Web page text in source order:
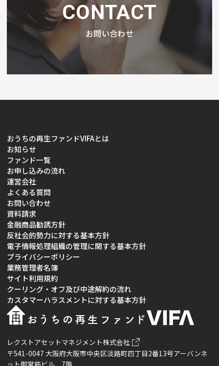
CONTACT
お問い合わせ
レクストアセットマネジメント株式会社
〒541-0047 大阪府大阪市中央区淡路町四丁目2番13号アーバンネ
ット御堂筋ビル 7階
おうちの再生ファンドVIFAとは
お知らせ
ファンド一覧
お申し込みの流れ
運営会社
よくある質問
お問い合わせ
資料請求
金融商品勧誘方針
反社会的勢力に対する基本方針
電子情報処理組織の管理に関する基本方針
プライバシーポリシー
業務管理者名簿
サイト利用規約
クーリング・オフ及び中途解約の流れ
カスタマーハラスメントに対する基本方針